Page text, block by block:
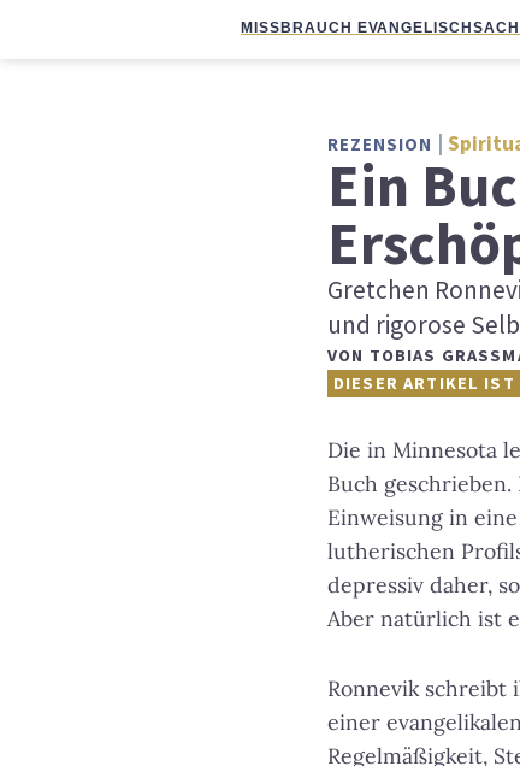
MISSBRAUCH EVANGELISCH
REZENSION
Ein
Gretchen
und rigorose
VON TOBIAS
DIESER ARTIKEL IST
Die in Minnesota
Buch
Einweisung in
lutherischen
depressiv daher,
Aber natürlich ist
Ronnevik schreibt
einer
Regelmäßigkeit,